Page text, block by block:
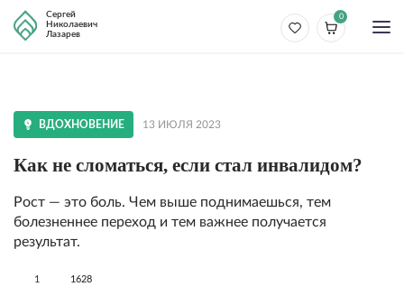
Сергей
Николаевич
Лазарев
0
ВДОХНОВЕНИЕ 13 ИЮЛЯ 2023
Как не сломаться, если стал инвалидом?
Рост — это боль. Чем выше поднимаешься, тем
болезненнее переход и тем важнее получается
результат.
1 1628